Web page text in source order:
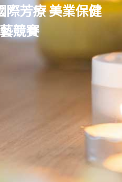
際芳療 美業保健
競賽